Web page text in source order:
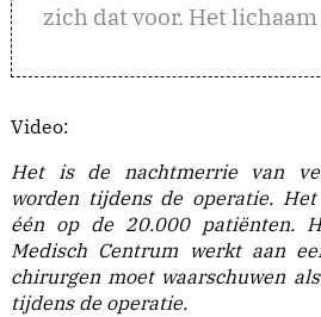
zich dat voor. Het
Video:
Het is de nachtmerrie van
worden tijdens de operatie.
één op de 20.000 patiënten.
Medisch Centrum werkt aan
chirurgen moet waarschuwen
tijdens de operatie.